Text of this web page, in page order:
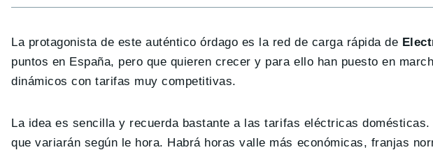
La protagonista de este auténtico órdago es la red de carga rápida de
puntos en España, pero que quieren crecer y para ello han puesto en
dinámicos con tarifas muy competitivas.
La idea es sencilla y recuerda bastante a las tarifas eléctricas
que variarán según le hora. Habrá horas valle más económicas, franjas